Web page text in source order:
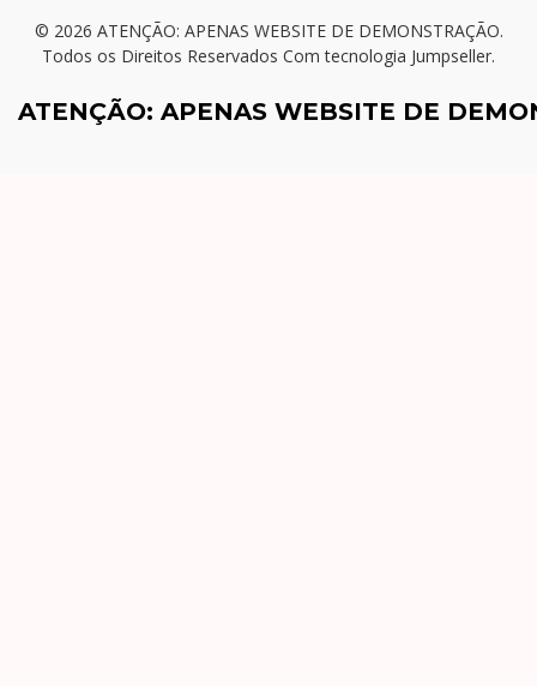
© 2026 ATENÇÃO: APENAS WEBSITE DE DEMONSTRAÇÃO.
Todos os Direitos Reservados Com tecnologia Jumpseller.
ATENÇÃO: APENAS WEBSITE DE